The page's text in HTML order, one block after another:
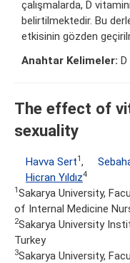
çalışmalarda, D
belirtilmektedir. Bu
etkisinin gözden
Anahtar Kelimeler:
The effect of
sexuality
Havva Sert1 ,
Hicran Yıldız4
1 Sakarya University,
of Internal Medicine
2Sakarya University
Turkey
3Sakarya University,